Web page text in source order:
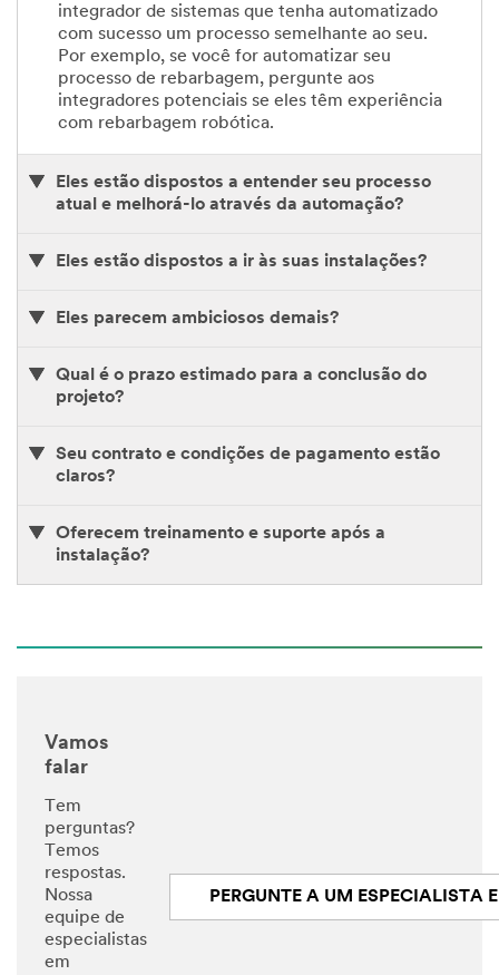
integrador de sistemas que tenha automatizado
com sucesso um processo semelhante ao seu.
Por exemplo, se você for automatizar seu
processo de rebarbagem, pergunte aos
integradores potenciais se eles têm experiência
com rebarbagem robótica.
Eles estão dispostos a entender seu processo
atual e melhorá-lo através da automação?
Eles estão dispostos a ir às suas instalações?
Eles parecem ambiciosos demais?
Qual é o prazo estimado para a conclusão do
projeto?
Seu contrato e condições de pagamento estão
claros?
Oferecem treinamento e suporte após a
instalação?
Vamos
falar
Tem
perguntas?
Temos
respostas.
Nossa
equipe de
especialistas
em
PERGUNTE A UM ESPECIALISTA EM